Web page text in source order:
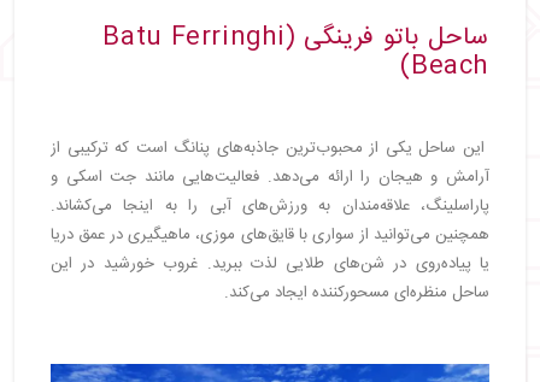
ساحل باتو فرینگی (Batu Ferringhi
Beach)
این ساحل یکی از محبوب‌ترین جاذبه‌های پنانگ است که ترکیبی از
آرامش و هیجان را ارائه می‌دهد. فعالیت‌هایی مانند جت اسکی و
پاراسلینگ، علاقه‌مندان به ورزش‌های آبی را به اینجا می‌کشاند.
همچنین می‌توانید از سواری با قایق‌های موزی، ماهیگیری در عمق دریا
یا پیاده‌روی در شن‌های طلایی لذت ببرید. غروب خورشید در این
ساحل منظره‌ای مسحورکننده ایجاد می‌کند.